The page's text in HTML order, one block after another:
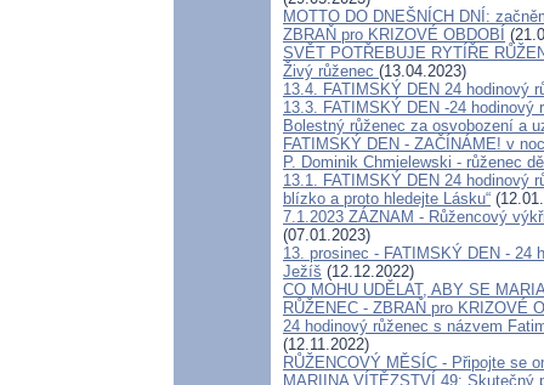
MOTTO DO DNEŠNÍCH DNÍ:
ZBRAŇ pro KRIZOVÉ OBDOBÍ
SVĚT POTŘEBUJE RYTÍŘE
Živý růženec (13.04.2023)
13.4. FATIMSKÝ DEN 24 hodinový
13.3. FATIMSKÝ DEN -24 hodinový
Bolestný růženec za osvobození a
FATIMSKÝ DEN - ZAČÍNÁME! v
P. Dominik Chmielewski - růženec
13.1. FATIMSKÝ DEN 24 hodinový
blízko a proto hledejte Lásku“
7.1.2023 ZÁZNAM - Růžencový
(07.01.2023)
13. prosinec - FATIMSKÝ DEN - 24
Ježíš (12.12.2022)
CO MOHU UDĚLAT, ABY SE
RŮŽENEC - ZBRAŇ pro KRIZOVÉ
24 hodinový růženec s názvem
(12.11.2022)
RŮŽENCOVÝ MĚSÍC - Připojte se
MARIINA VÍTĚZSTVÍ 49: Skutečný